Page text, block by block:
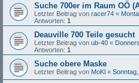
Suche 700er im Raum OÖ
Letzter Beitrag von racer74 «
Antworten: 1
Deauville 700 Teile gesucht
Letzter Beitrag von ub-40 «
Antworten: 1
Suche obere Maske
Letzter Beitrag von MoKl «